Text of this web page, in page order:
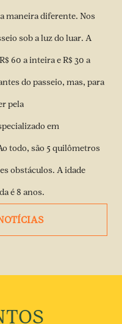
maneira diferente. Nos
sob a luz do luar. A
60 a inteira e R$ 30 a
do passeio, mas, para
pela
em
todo, são 5 quilômetros
obstáculos. A idade
é 8 anos.